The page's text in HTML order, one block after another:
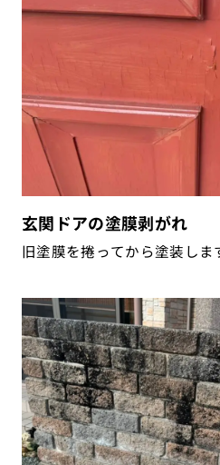
玄関ドアの塗膜剥がれ
旧塗膜を捲ってから塗装しま